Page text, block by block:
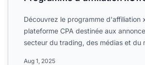
Découvrez le programme d'affiliation
plateforme CPA destinée aux
secteur du trading, des médias et du
Aug 1, 2025